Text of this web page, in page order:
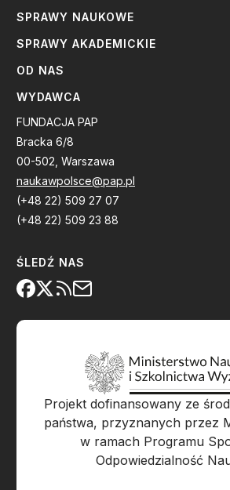
SPRAWY NAUKOWE
SPRAWY AKADEMICKIE
OD NAS
WYDAWCA
FUNDACJA PAP
Bracka 6/8
00-502, Warszawa
naukawpolsce@pap.pl
(+48 22) 509 27 07
(+48 22) 509 23 88
ŚLEDŹ NAS
Projekt dofinansowany ze
państwa, przyznanych przez
w ramach Programu
Odpowiedzialność